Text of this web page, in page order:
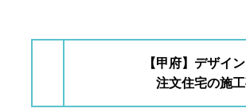
【甲府】デザイ
注文住宅の施